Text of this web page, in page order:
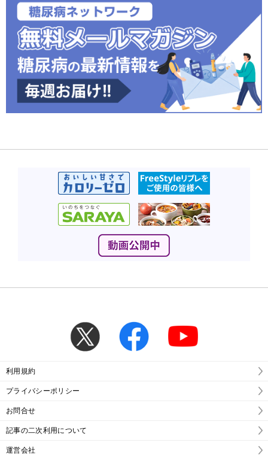
利用規約
プライバシーポリシー
お問合せ
記事の二次利用について
運営会社